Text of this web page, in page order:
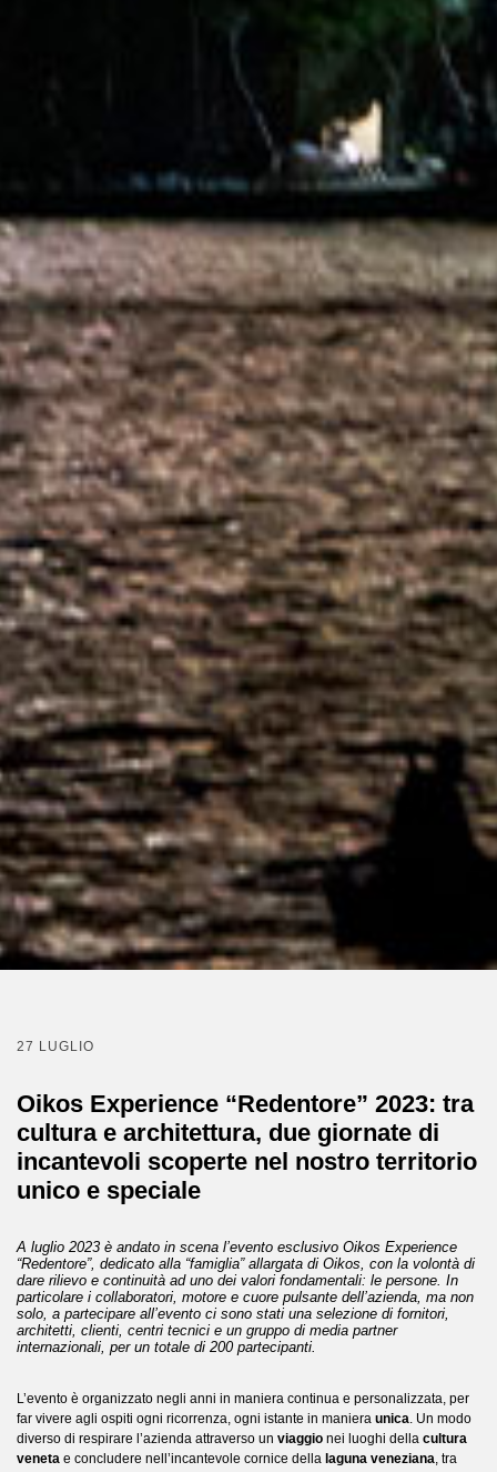
27 LUGLIO
Oikos Experience “Redentore” 2023: tra
cultura e architettura, due giornate di
incantevoli scoperte nel nostro territorio
unico e speciale
A luglio 2023 è andato in scena l’evento esclusivo Oikos Experience
“Redentore”, dedicato alla “famiglia” allargata di Oikos, con la volontà di
dare rilievo e continuità ad uno dei valori fondamentali: le persone. In
particolare i collaboratori, motore e cuore pulsante dell’azienda, ma non
solo, a partecipare all’evento ci sono stati una selezione di fornitori,
architetti, clienti, centri tecnici e un gruppo di media partner
internazionali, per un totale di 200 partecipanti.
L’evento è organizzato negli anni in maniera continua e personalizzata, per
far vivere agli ospiti ogni ricorrenza, ogni istante in maniera unica. Un modo
diverso di respirare l’azienda attraverso un viaggio nei luoghi della cultura
veneta e concludere nell’incantevole cornice della laguna veneziana, tra